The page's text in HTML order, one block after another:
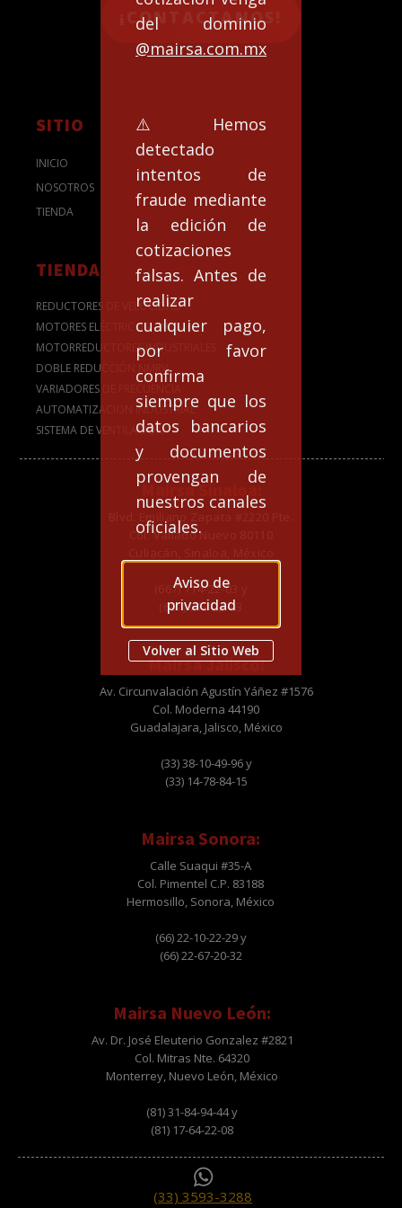
del dominio
@mairsa.com.mx
⚠️Hemos
detectado
intentos de
fraude mediante
la edición de
cotizaciones
falsas. Antes de
realizar
cualquier pago,
por favor
confirma
siempre que los
datos bancarios
y documentos
provengan de
nuestros canales
oficiales.
Aviso de
privacidad
Volver al Sitio Web
¡CONTACTANOS!
SITIO
INICIO
NOSOTROS
TIENDA
TIENDA
REDUCTORES DE VELOCIDAD
MOTORES ELÉCTRICOS - WEG
MOTORREDUCTORES INDUSTRIALES
DOBLE REDUCCIÓN NMRV
VARIADORES DE FRECUENCIA
AUTOMATIZACION INDUSTRIAL
SISTEMA DE VENTILACION
Mairsa Sinaloa:
Col. Vallado Nuevo 80110
(667) 714-22-03 y
(667) 713-22-03
Mairsa Jalisco:
Av. Circunvalación Agustín Yáñez #1576
Col. Moderna 44190
Guadalajara, Jalisco, México
(33) 38-10-49-96 y
(33) 14-78-84-15
Mairsa Sonora:
Calle Suaqui #35-A
Col. Pimentel C.P. 83188
Hermosillo, Sonora, México
(66) 22-10-22-29 y
(66) 22-67-20-32
Mairsa Nuevo León:
Av. Dr. José Eleuterio Gonzalez #2821
Col. Mitras Nte. 64320
Monterrey, Nuevo León, México
(81) 31-84-94-44 y
(81) 17-64-22-08
(33) 3593-3288